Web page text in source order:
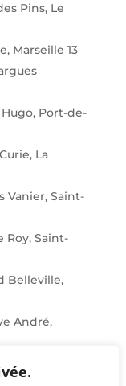
Pins, Le
Marseille 13
Port-de-
La
Vanier, Saint-
Roy, Saint-
Belleville,
André,
Garons